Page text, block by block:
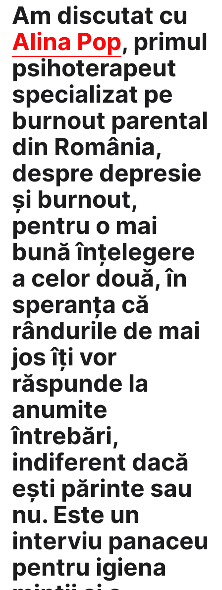
Am discutat cu
Alina Pop, primul
psihoterapeut
specializat pe
burnout parental
din România,
despre depresie
și burnout,
pentru o mai
bună înțelegere
a celor două, în
speranța că
rândurile de mai
jos îți vor
răspunde la
anumite
întrebări,
indiferent dacă
ești părinte sau
nu. Este un
interviu panaceu
pentru igiena